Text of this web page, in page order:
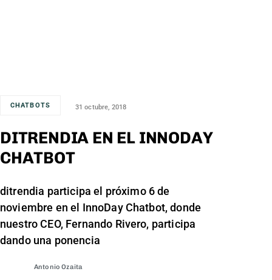
CHATBOTS 31 octubre, 2018
DITRENDIA EN EL INNODAY
CHATBOT
ditrendia participa el próximo 6 de
noviembre en el InnoDay Chatbot, donde
nuestro CEO, Fernando Rivero, participa
dando una ponencia
Antonio Ozaita